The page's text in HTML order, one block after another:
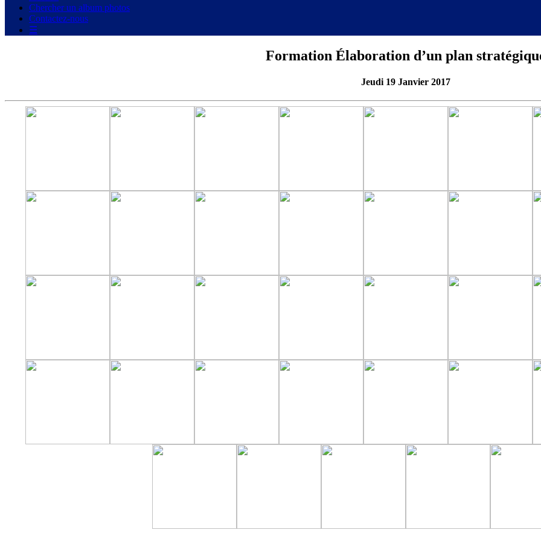
Chercher un album photos
Contactez-nous
☰
Formation Élaboration d’un plan
Jeudi 19 Janvier 2017